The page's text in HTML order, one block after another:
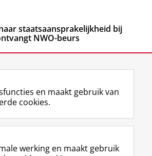
staatsaansprakelijkheid bij
NWO-beurs
RUG
F
a
e
L
i
k
R
S
-
I
n
t
Y
o
T
en maakt gebruik van
cookies.
werking en maakt gebruik